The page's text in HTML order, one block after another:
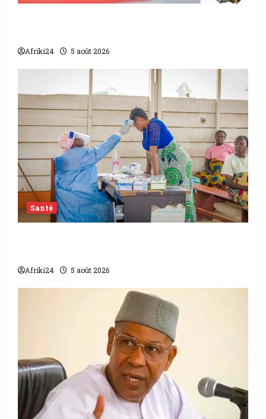
Afriki24 5 août 2026
Santé
Afriki24 5 août 2026